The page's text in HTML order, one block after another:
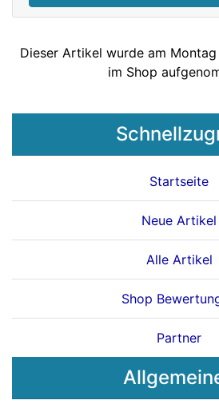
Dieser Artikel wurde am
im Shop
Startseite
Neue Artikel
Alle Artikel
Shop
Partner